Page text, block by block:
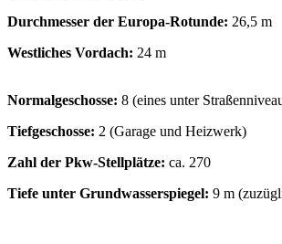
Durchmesser der Europa-Rotunde: 26,5 m
Westliches Vordach: 24 m
Normalgeschosse: 8 (eines unter
Tiefgeschosse: 2 (Garage und Heizwerk)
Zahl der Pkw-Stellplätze: ca. 270
Tiefe unter Grundwasserspiegel: 9 m